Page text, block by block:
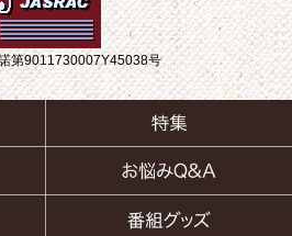
第9011730007Y45038号